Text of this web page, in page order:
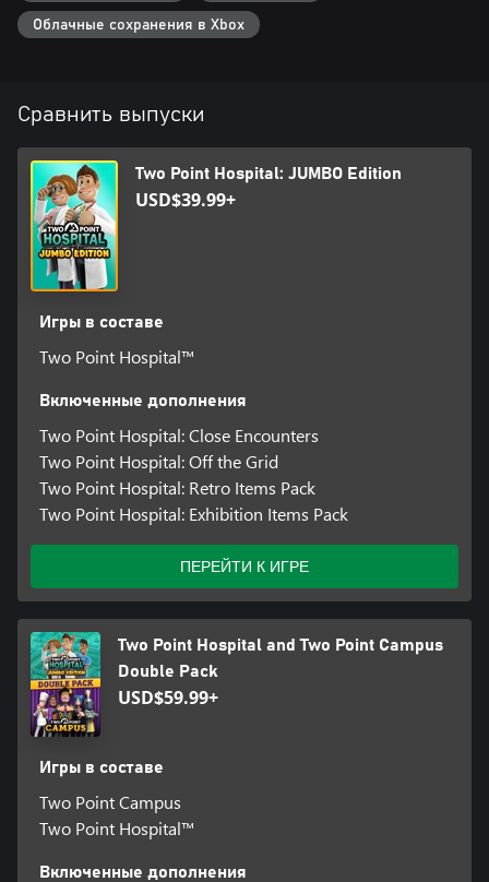
Облачные сохранения в Xbox
Сравнить выпуски
Two Point Hospital: JUMBO Edition
USD$39.99+
Игры в составе
Two Point Hospital™
Включенные дополнения
Two Point Hospital: Close Encounters
Two Point Hospital: Off the Grid
Two Point Hospital: Retro Items Pack
Two Point Hospital: Exhibition Items Pack
ПЕРЕЙТИ К ИГРЕ
Two Point Hospital and Two Point Campus
Double Pack
USD$59.99+
Игры в составе
Two Point Campus
Two Point Hospital™
Включенные дополнения